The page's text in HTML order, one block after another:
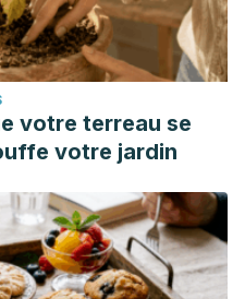
storm
votre terreau se
votre jardin